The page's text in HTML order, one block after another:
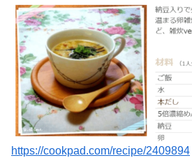
https://cookpad.com/recipe/2409894